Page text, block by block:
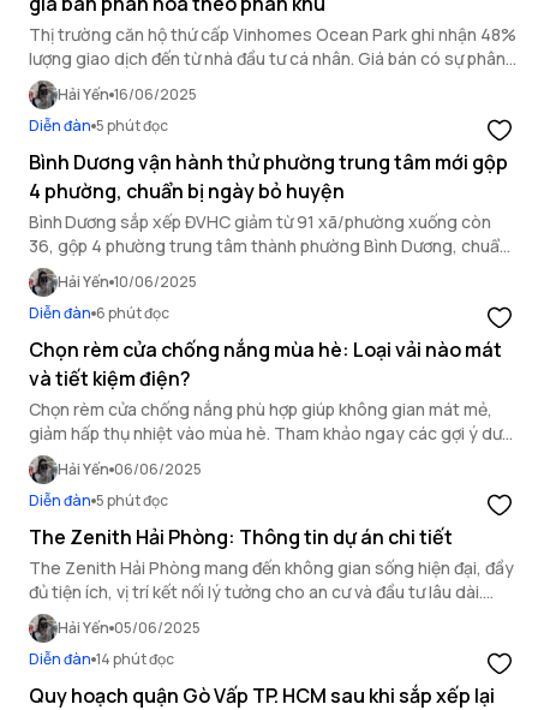
Thị trường căn hộ thứ cấp Vinhomes Ocean Park ghi nhận 48%
lượng giao dịch đến từ nhà đầu tư cá nhân. Giá bán có sự phân
hóa rõ rệt theo từng phân khu
Hải Yến 16/06/2025
Diễn đàn 5 phút đọc
Bình Dương vận hành thử phường trung tâm mới gộp
4 phường, chuẩn bị ngày bỏ huyện
Bình Dương sắp xếp ĐVHC giảm từ 91 xã/phường xuống còn
36, gộp 4 phường trung tâm thành phường Bình Dương, chuẩn
bị bỏ cấp huyện theo đề án hành chính mới.
Hải Yến 10/06/2025
Diễn đàn 6 phút đọc
Chọn rèm cửa chống nắng mùa hè: Loại vải nào mát
và tiết kiệm điện?
Chọn rèm cửa chống nắng phù hợp giúp không gian mát mẻ,
giảm hấp thụ nhiệt vào mùa hè. Tham khảo ngay các gợi ý dưới
đây để chọn rèm vừa hiệu quả vừa thẩm mỹ.
Hải Yến 06/06/2025
Diễn đàn 5 phút đọc
The Zenith Hải Phòng: Thông tin dự án chi tiết
The Zenith Hải Phòng mang đến không gian sống hiện đại, đầy
đủ tiện ích, vị trí kết nối lý tưởng cho an cư và đầu tư lâu dài.
Cùng khám phá thông tin chi tiết dự án.
Hải Yến 05/06/2025
Diễn đàn 14 phút đọc
Quy hoạch quận Gò Vấp TP. HCM sau khi sắp xếp lại